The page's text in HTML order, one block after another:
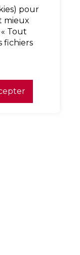
pour
mieux
Tout
fichiers